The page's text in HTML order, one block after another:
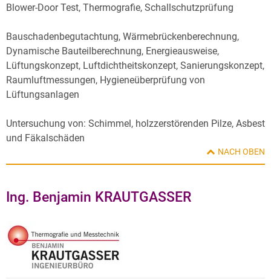
Blower-Door Test, Thermografie, Schallschutzprüfung
Bauschadenbegutachtung, Wärmebrückenberechnung,
Dynamische Bauteilberechnung, Energieausweise,
Lüftungskonzept, Luftdichtheitskonzept, Sanierungskonzept,
Raumluftmessungen, Hygieneüberprüfung von
Lüftungsanlagen
Untersuchung von: Schimmel, holzzerstörenden Pilze, Asbest
und Fäkalschäden
NACH OBEN
Ing. Benjamin KRAUTGASSER